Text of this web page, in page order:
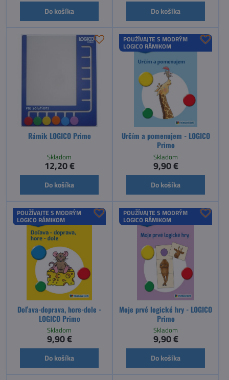
Do košíka Do košíka
Rámik LOGICO Primo
Skladom
12,20 €
Do košíka
POUŽÍVAJTE S MODRÝM
LOGICO RÁMIKOM
Určím a pomenujem - LOGICO
Primo
Skladom
9,90 €
Do košíka
POUŽÍVAJTE S MODRÝM
LOGICO RÁMIKOM
Doľava-doprava, hore-dole -
LOGICO Primo
Skladom
9,90 €
Do košíka
POUŽÍVAJTE S MODRÝM
LOGICO RÁMIKOM
Moje prvé logické hry - LOGICO
Primo
Skladom
9,90 €
Do košíka